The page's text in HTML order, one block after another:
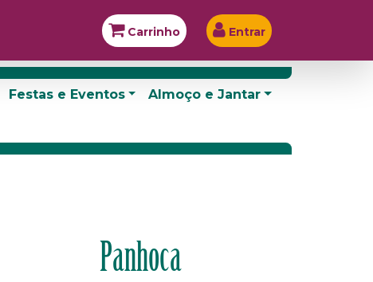
Carrinho Entrar
Festas e Eventos Almoço e Jantar
Panhoca